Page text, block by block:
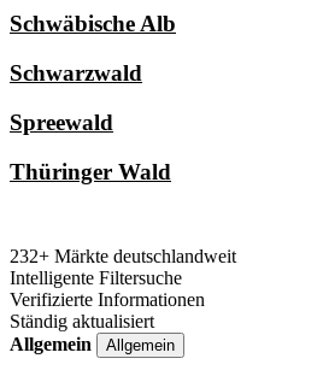
Schwäbische Alb
Schwarzwald
Spreewald
Thüringer Wald
232+ Märkte deutschlandweit
Intelligente Filtersuche
Verifizierte Informationen
Ständig aktualisiert
Allgemein
Allgemein